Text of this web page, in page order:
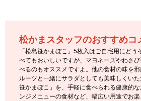
松かまスタッフのおすすめコ
「松島笹かまぼこ」5枚入はご自宅用にど
べてもおいしいですが、マヨネーズやわさ
べるのもオススメですよ。他の食材の味を
ルーツと一緒にサラダとしても美味しくい
笹かまぼこ」を、手軽に食べられる健康的
ンジメニューの食材など、幅広い用途でお楽